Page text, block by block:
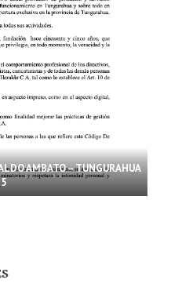
AMBATO – TUNGURAHUA